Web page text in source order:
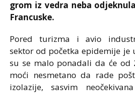
grom iz vedra neba
Francuske.
Pored turizma i avio
sektor od početka epidemije je
su se malo ponadali da će od
moći nesmetano da rade
izolazije, sasvim